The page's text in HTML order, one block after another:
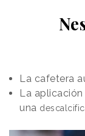
La cafetera
La
una